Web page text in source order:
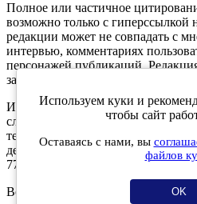
Полное или частичное
возможно только с
редакции может не совпадать с
интервью, комментариях
персонажей публикаций.
за текст комментариев читателей.
Интернет-портал Kirov.online
службе по надзору в сфере связи,
технологий и массовых
декабря 2019 года.
77189.
Возрастное ограничение 12+
Используем куки и
чтобы сайт
Оставаясь с нами, вы
файлов
OK